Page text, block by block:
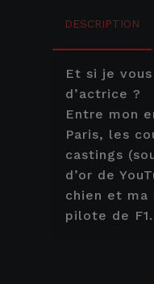
DESCRIPTION
Et si je
d’actrice ?
Entre mon
Paris, les
castings
d’or de
chien et ma
pilote de F1.